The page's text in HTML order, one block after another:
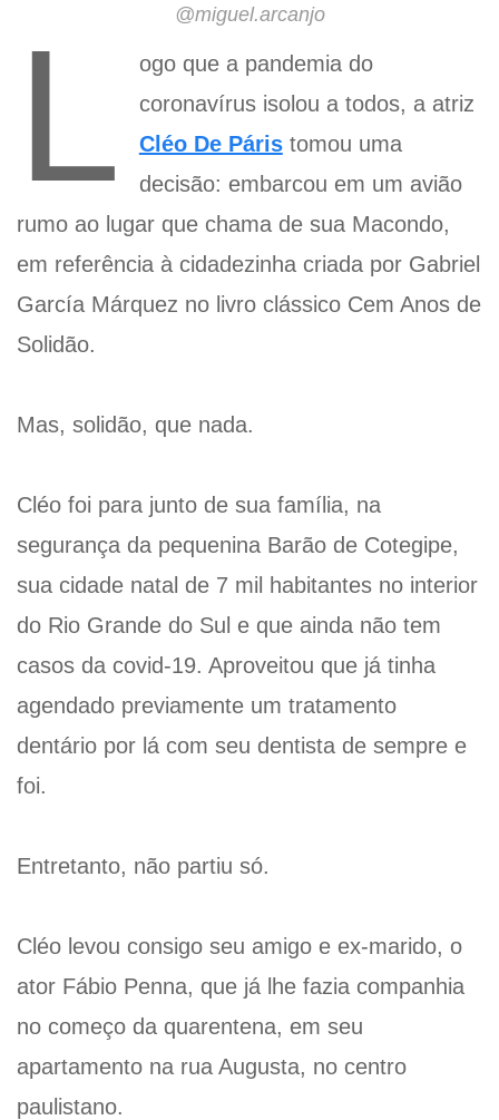
@miguel.arcanjo
L
ogo que a pandemia do
coronavírus isolou a todos, a atriz
Cléo De Páristomou uma
decisão: embarcou em um avião
rumo ao lugar que chama de sua Macondo,
em referência à cidadezinha criada por Gabriel
García Márquez no livro clássico Cem Anos de
Solidão.
Mas, solidão, que nada.
Cléo foi para junto de sua família, na
segurança da pequenina Barão de Cotegipe,
sua cidade natal de 7 mil habitantes no interior
do Rio Grande do Sul e que ainda não tem
casos da covid-19. Aproveitou que já tinha
agendado previamente um tratamento
dentário por lá com seu dentista de sempre e
foi.
Entretanto, não partiu só.
Cléo levou consigo seu amigo e ex-marido, o
ator Fábio Penna, que já lhe fazia companhia
no começo da quarentena, em seu
apartamento na rua Augusta, no centro
paulistano.